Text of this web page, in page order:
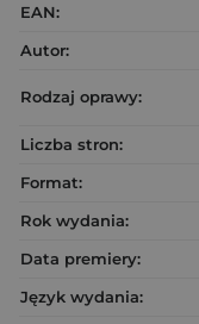
EAN:
Autor:
Rodzaj oprawy:
Liczba stron:
Format:
Rok wydania:
Data premiery:
Język wydania: